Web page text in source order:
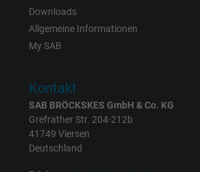
Name
Anbieter
Zweck Dies ist ein Conversion
Name
Downloads
Allgemeine Informationen
My SAB
Kontakt
SAB BRÖCKSKES GmbH & Co. KG
Grefrather Str. 204-212b
41749 Viersen
Deutschland